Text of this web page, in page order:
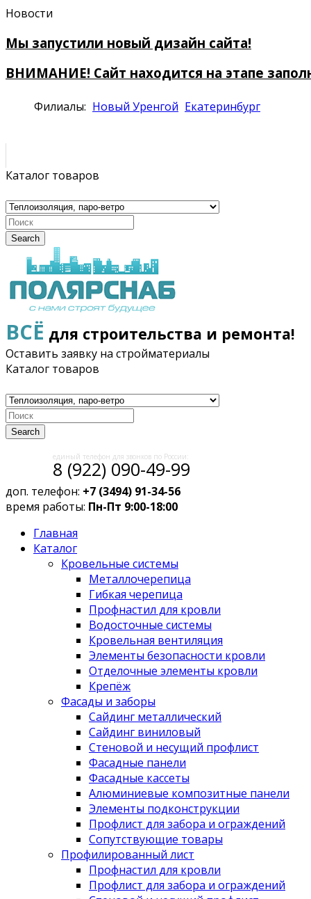
Новости
Мы запустили новый дизайн сайта!
ВНИМАНИЕ! Сайт находится на этапе
Филиалы: Новый Уренгой Екатеринбург
Каталог товаров
Search
ВСЁ для строительства и ремонта!
Оставить заявку на стройматериалы
Каталог товаров
Search
единый телефон для звонков по России:
8 (922) 090-49-99
доп. телефон: +7 (3494) 91-34-56
время работы: Пн-Пт 9:00-18:00
Главная
Каталог
Кровельные системы
Металлочерепица
Гибкая черепица
Профнастил для кровли
Водосточные системы
Кровельная вентиляция
Элементы безопасности кровли
Отделочные элементы кровли
Крепёж
Фасады и заборы
Сайдинг металлический
Сайдинг виниловый
Стеновой и несущий профлист
Фасадные панели
Фасадные кассеты
Алюминиевые композитные панели
Элементы подконструкции
Профлист для забора и ограждений
Сопутствующие товары
Профилированный лист
Профнастил для кровли
Профлист для забора и ограждений